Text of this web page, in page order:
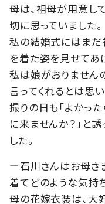
母は、祖母が用意し
切に思っていました。
私の結婚式にはまだ
を着た姿を見せてあ
私は娘がおりません
言ってくれるとは思
撮りの日も「よかっ
に来ませんか？」と
した。
ー石川さんはお母
着てどのような気持
母の花嫁衣装は、大